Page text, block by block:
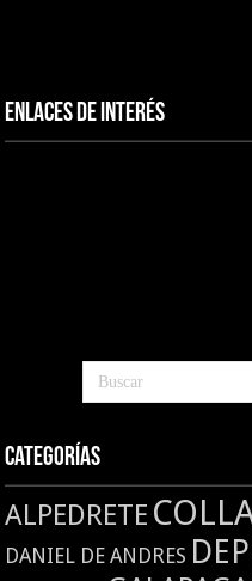
Enlaces de interés
Categorías
ALPEDRETE
DANIEL DE ANDRES